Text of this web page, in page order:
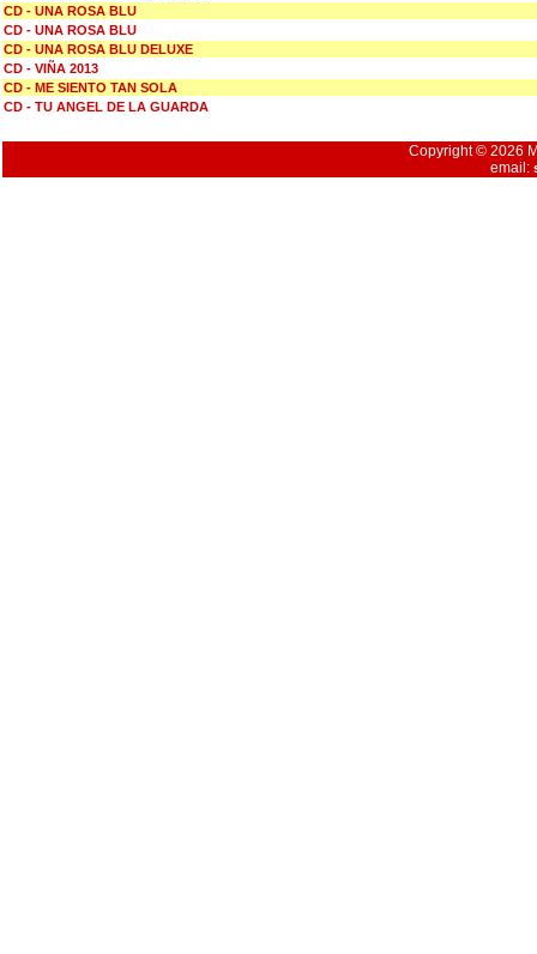
CD - UNA ROSA BLU
CD - UNA ROSA BLU
CD - UNA ROSA BLU DELUXE
CD - VIÑA 2013
CD - ME SIENTO TAN SOLA
CD - TU ANGEL DE LA GUARDA
Copyright © 2026
email: